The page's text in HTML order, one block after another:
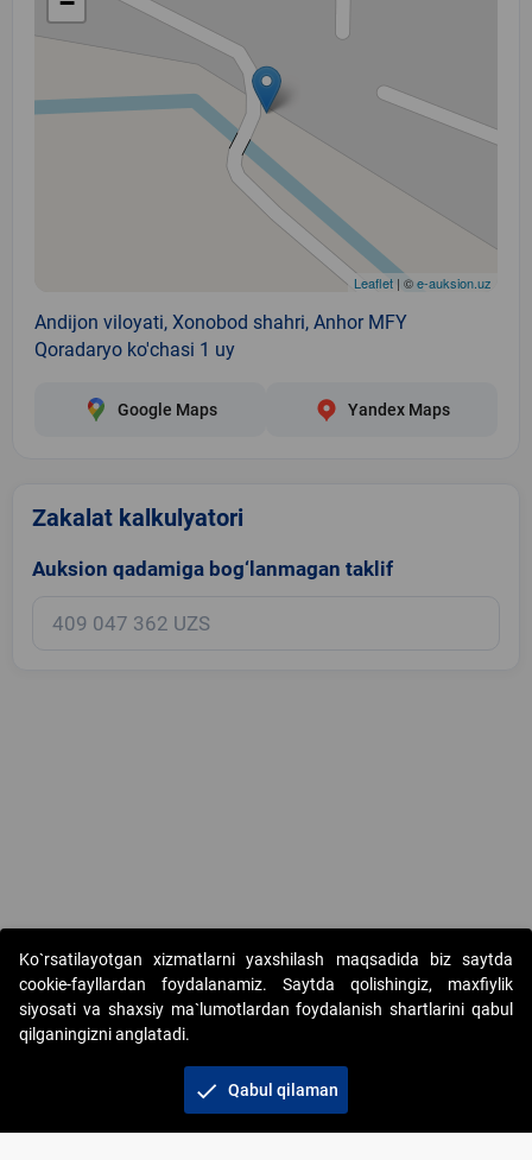
Leaflet | ©e-auksion.uz
Andijon viloyati, Xonоbod shahri, Anhor MFY
Qoradaryo ko'chasi 1 uy
Google Maps Yandex Maps
Zakalat kalkulyatori
Auksion qadamiga bog‘lanmagan taklif
Copyright © 2017-2026. "Elektron onlayn-auksionlarni tashkil etish"
AJ. Barcha huquqlar himoyalangan
+998 71 202-21-11
Ko`rsatilayotgan xizmatlarni yaxshilash maqsadida biz saytda
cookie-fayllardan foydalanamiz. Saytda qolishingiz, maxfiylik
siyosati va shaxsiy ma`lumotlardan foydalanish shartlarini qabul
qilganingizni anglatadi.
check Qabul qilaman